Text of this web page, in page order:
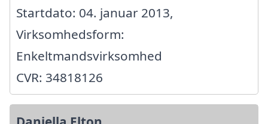
Startdato: 04. januar 2013,
Virksomhedsform:
Enkeltmandsvirksomhed
CVR: 34818126